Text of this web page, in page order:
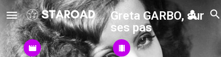
Greta GARBO, sur
ses pas